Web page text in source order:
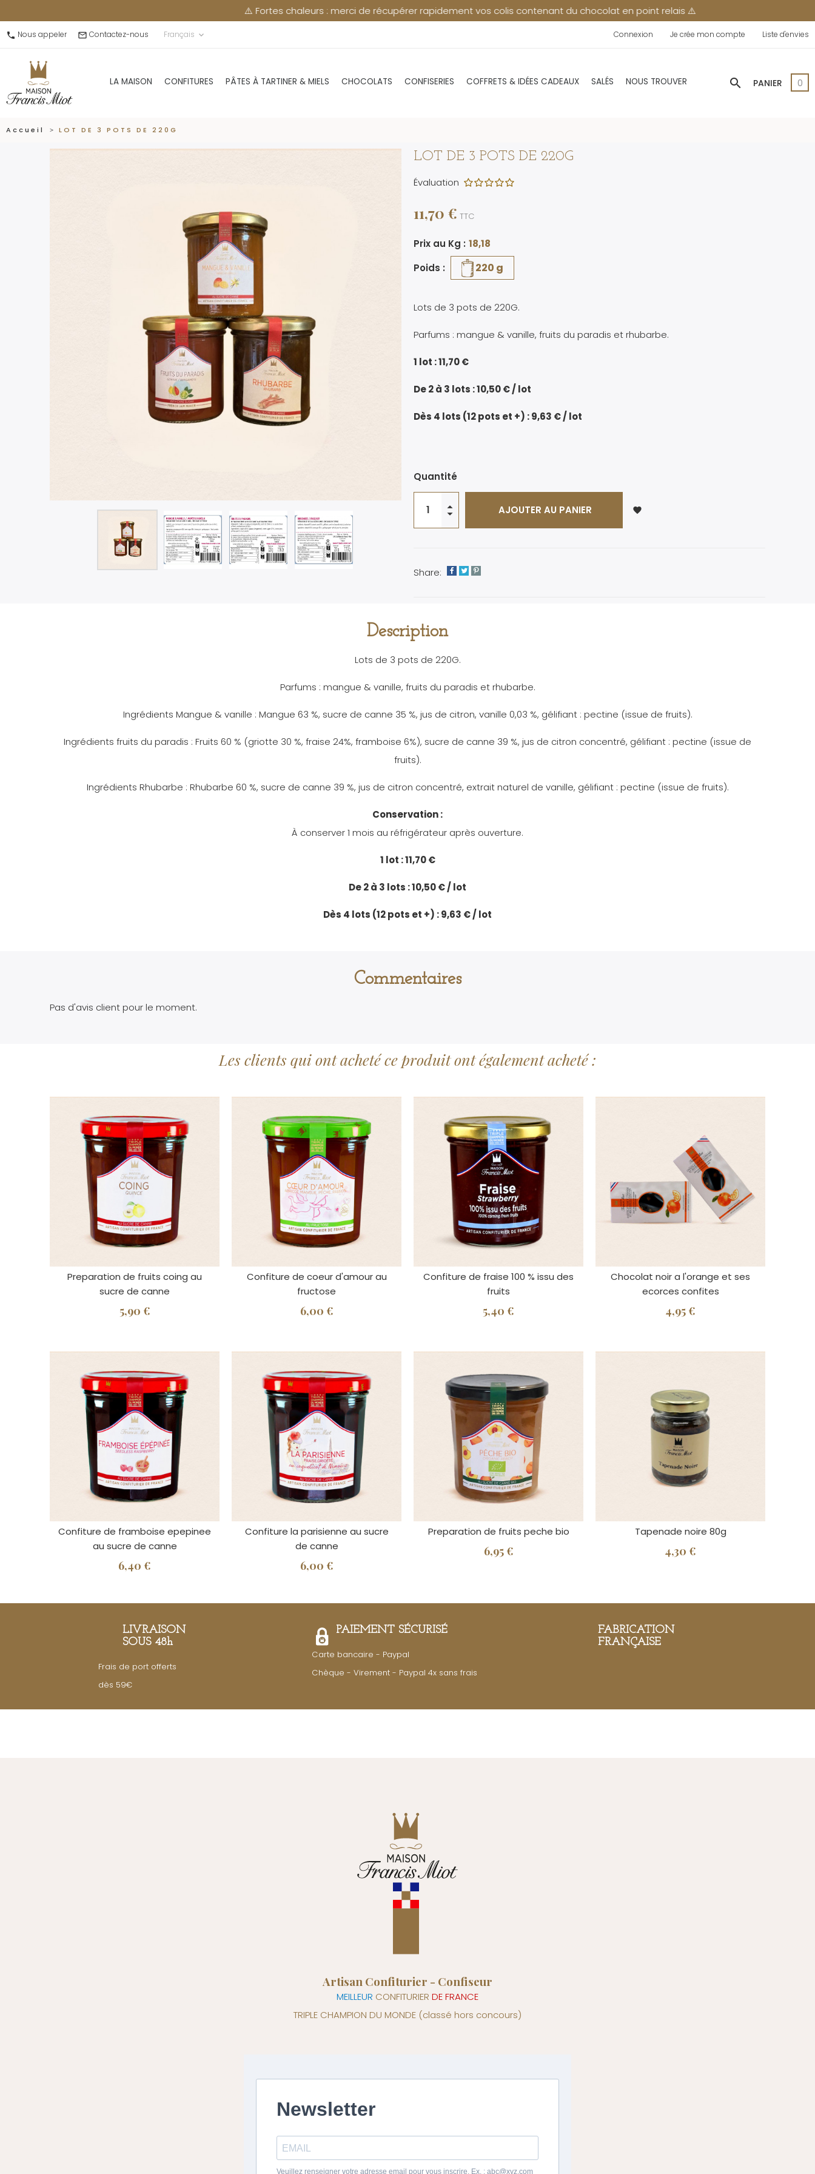
⚠️ Fortes chaleurs : merci de récupérer rapidement vos colis contenant du chocolat en point relais ⚠️
call Nous appeler mail_outline Contactez-nous Français keyboard_arrow_down Connexion Je crée mon compte Liste d'envies
LA MAISON CONFITURES PÂTES À TARTINER & MIELS CHOCOLATS CONFISERIES COFFRETS & IDÉES CADEAUX SALÉS NOUS TROUVER search PANIER 0
Accueil LOT DE 3 POTS DE 220G
LOT DE 3 POTS DE 220G
Évaluation
11,70 € TTC
Prix au Kg : 18,18
Poids :
220 g
Lots de 3 pots de 220G.
Parfums : mangue & vanille, fruits du paradis et rhubarbe.
1 lot : 11,70 €
De 2 à 3 lots : 10,50 € / lot
Dès 4 lots (12 pots et +) : 9,63 € / lot
Quantité
AJOUTER AU PANIER favorite
Share:
Description
Lots de 3 pots de 220G.
Parfums : mangue & vanille, fruits du paradis et rhubarbe.
Ingrédients Mangue & vanille : Mangue 63 %, sucre de canne 35 %, jus de citron, vanille 0,03 %, gélifiant : pectine (issue de fruits).
Ingrédients fruits du paradis : Fruits 60 % (griotte 30 %, fraise 24%, framboise 6%), sucre de canne 39 %, jus de citron concentré, gélifiant : pectine (issue de
fruits).
Ingrédients Rhubarbe : Rhubarbe 60 %, sucre de canne 39 %, jus de citron concentré, extrait naturel de vanille, gélifiant : pectine (issue de fruits).
Conservation :
À conserver 1 mois au réfrigérateur après ouverture.
1 lot : 11,70 €
De 2 à 3 lots : 10,50 € / lot
Dès 4 lots (12 pots et +) : 9,63 € / lot
Commentaires
Pas d'avis client pour le moment.
Les clients qui ont acheté ce produit ont également acheté :
Preparation de fruits coing au
sucre de canne
5,90 €
Confiture de coeur d'amour au
fructose
6,00 €
Confiture de fraise 100 % issu des
fruits
5,40 €
Chocolat noir a l'orange et ses
ecorces confites
4,95 €
Confiture de framboise epepinee
au sucre de canne
6,40 €
Confiture la parisienne au sucre
de canne
6,00 €
Preparation de fruits peche bio
6,95 €
Tapenade noire 80g
4,30 €
LIVRAISON
SOUS 48h
Frais de port offerts
dès 59€
PAIEMENT SÉCURISÉ
Carte bancaire - Paypal
Chèque - Virement - Paypal 4x sans frais
FABRICATION
FRANÇAISE
Artisan Confiturier - Confiseur
MEILLEUR CONFITURIER DE FRANCE
TRIPLE CHAMPION DU MONDE (classé hors concours)